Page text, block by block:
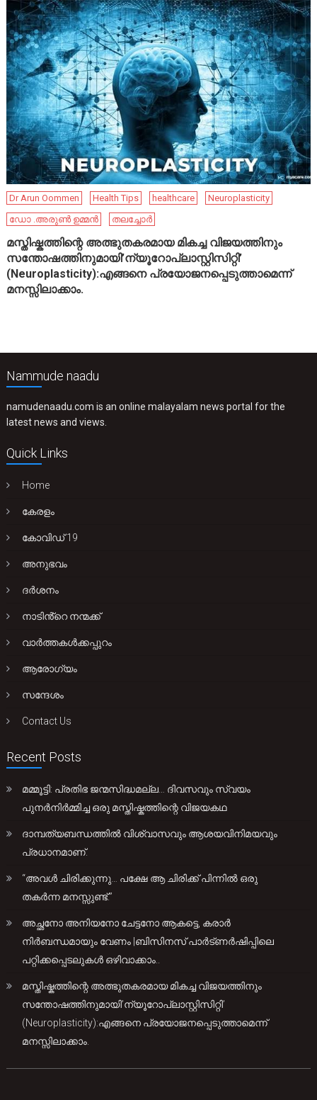
Dr Arun Oommen Health Tips healthcare
Neuroplasticity
ഡോ .അരുൺ ഉമ്മൻ
തലച്ചോർ
മസ്തിഷ്കത്തിന്റെ അത്ഭുതകരമായ മികച്ച വിജയത്തിനും
സന്തോഷത്തിനുമായി’ന്യൂറോപ്ലാസ്റ്റിസിറ്റി’
(Neuroplasticity):എങ്ങനെ പ്രയോജനപ്പെടുത്താമെന്ന്
മനസ്സിലാക്കാം.
Nammude naadu
namudenaadu.com is an online malayalam news portal for the
latest news and views.
Quick Links
Home
കേരളം
കോവിഡ് 19
അനുഭവം
ദർശനം
നാടിൻ്റെ നന്മക്ക്
വാർത്തകൾക്കപ്പുറം
ആരോഗ്യം
സന്ദേശം
Contact Us
Recent Posts
മമ്മൂട്ടി: പ്രതിഭ ജന്മസിദ്ധമല്ല… ദിവസവും സ്വയം
പുനർനിർമ്മിച്ച ഒരു മസ്തിഷ്കത്തിന്റെ വിജയകഥ
ദാമ്പത്യബന്ധത്തിൽ വിശ്വാസവും ആശയവിനിമയവും
പ്രധാനമാണ്.
“അവൾ ചിരിക്കുന്നു… പക്ഷേ ആ ചിരിക്ക് പിന്നിൽ ഒരു
തകർന്ന മനസ്സുണ്ട്.”
അച്ഛനോ അനിയനോ ചേട്ടനോ ആകട്ടെ, കരാർ
നിർബന്ധമായും വേണം |ബിസിനസ് പാർട്ണർഷിപ്പിലെ
പറ്റിക്കപ്പെടലുകൾ ഒഴിവാക്കാം..
മസ്തിഷ്കത്തിന്റെ അത്ഭുതകരമായ മികച്ച വിജയത്തിനും
സന്തോഷത്തിനുമായി’ന്യൂറോപ്ലാസ്റ്റിസിറ്റി’
(Neuroplasticity):എങ്ങനെ പ്രയോജനപ്പെടുത്താമെന്ന്
മനസ്സിലാക്കാം.